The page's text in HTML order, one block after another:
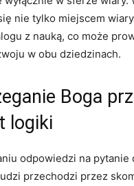
nie tylko miejscem
z nauką, co‍ może
​w obu⁢ dziedzinach.
Boga
‌logiki
odpowiedzi na pytanie
przechodzi ⁣przez